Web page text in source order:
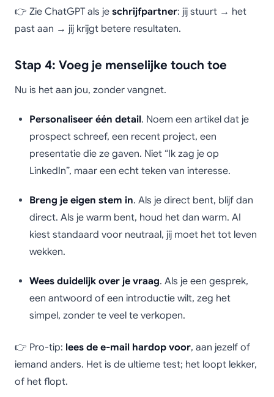
👉 Zie ChatGPT als je schrijfpartner: jij stuurt → het
past aan → jij krijgt betere resultaten.
Stap 4: Voeg je menselijke touch toe
Nu is het aan jou, zonder vangnet.
Personaliseer één detail. Noem een artikel dat je
prospect schreef, een recent project, een
presentatie die ze gaven. Niet “Ik zag je op
LinkedIn”, maar een echt teken van interesse.
Breng je eigen stem in. Als je direct bent, blijf dan
direct. Als je warm bent, houd het dan warm. AI
kiest standaard voor neutraal, jij moet het tot leven
wekken.
Wees duidelijk over je vraag. Als je een gesprek,
een antwoord of een introductie wilt, zeg het
simpel, zonder te veel te verkopen.
👉 Pro-tip: lees de e-mail hardop voor, aan jezelf of
iemand anders. Het is de ultieme test; het loopt lekker,
of het flopt.